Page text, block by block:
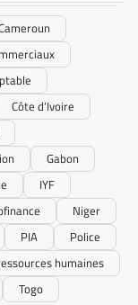
Côte d’Ivoire
Gabon
IYF
Niger
PIA
Police
humaines
Togo